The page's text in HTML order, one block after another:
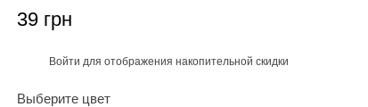
39 грн
Войти для отображения накопительной скидки
Выберите цвет